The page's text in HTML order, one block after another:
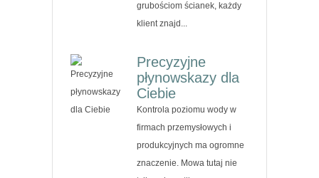
grubościom ścianek, każdy
klient znajd...
Precyzyjne
płynowskazy dla
Ciebie
Kontrola poziomu wody w
firmach przemysłowych i
produkcyjnych ma ogromne
znaczenie. Mowa tutaj nie